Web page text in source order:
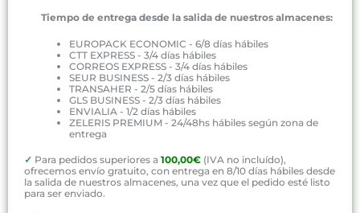
Tiempo de entrega desde la salida de nuestros almacenes:
EUROPACK ECONOMIC - 6/8 días hábiles
CTT EXPRESS - 3/4 días hábiles
CORREOS EXPRESS - 3/4 días hábiles
SEUR BUSINESS - 2/3 días hábiles
TRANSAHER - 2/5 días hábiles
GLS BUSINESS - 2/3 días hábiles
ENVIALIA - 1/2 días hábiles
ZELERIS PREMIUM - 24/48hs hábiles según zona de
entrega
✓ Para pedidos superiores a 100,00€ (IVA no incluído),
ofrecemos envío gratuito, con entrega en 8/10 días hábiles desde
la salida de nuestros almacenes, una vez que el pedido esté listo
para ser enviado.